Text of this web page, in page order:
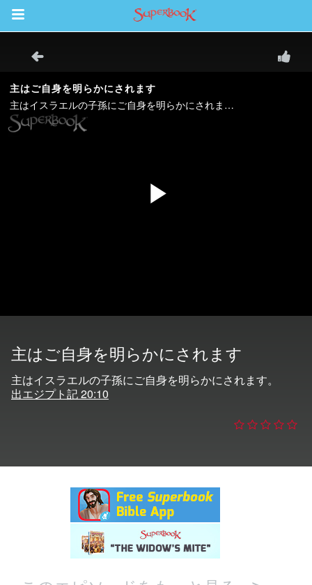
Return to Content
バー
ド
更
主はご自身を明らかにされます
主はイスラエルの子孫にご自身を明らかにされます。
出エジプト記 20:10